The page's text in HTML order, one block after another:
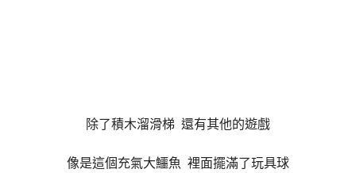
除了積木溜滑梯 還有其他的遊戲
像是這個充氣大鱷魚 裡面擺滿了玩具球